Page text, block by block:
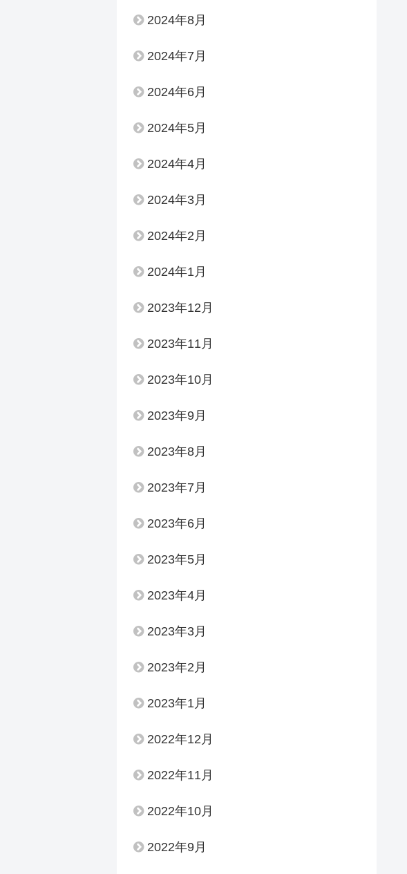
2024年8月
2024年7月
2024年6月
2024年5月
2024年4月
2024年3月
2024年2月
2024年1月
2023年12月
2023年11月
2023年10月
2023年9月
2023年8月
2023年7月
2023年6月
2023年5月
2023年4月
2023年3月
2023年2月
2023年1月
2022年12月
2022年11月
2022年10月
2022年9月